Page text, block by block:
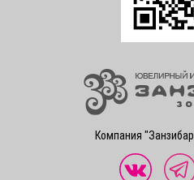
Компания